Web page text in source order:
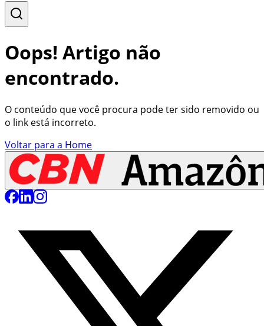
Oops! Artigo não
encontrado.
O conteúdo que você procura pode ter sido removido ou
o link está incorreto.
Voltar para a Home